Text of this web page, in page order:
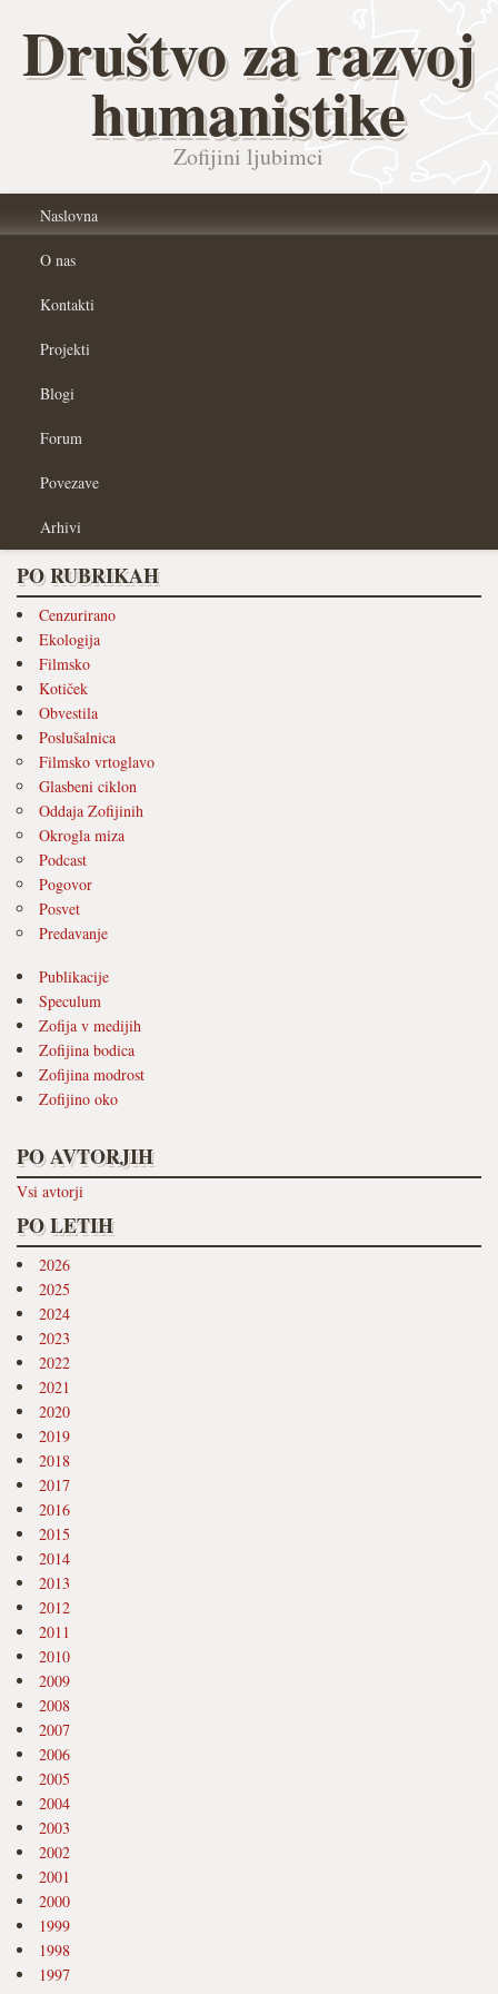
Društvo za razvoj
humanistike
Zofijini ljubimci
Naslovna
O nas
Kontakti
Projekti
Blogi
Forum
Povezave
Arhivi
PO RUBRIKAH
Cenzurirano
Ekologija
Filmsko
Kotiček
Obvestila
Poslušalnica
Filmsko vrtoglavo
Glasbeni ciklon
Oddaja Zofijinih
Okrogla miza
Podcast
Pogovor
Posvet
Predavanje
Publikacije
Speculum
Zofija v medijih
Zofijina bodica
Zofijina modrost
Zofijino oko
PO AVTORJIH
Vsi avtorji
PO LETIH
2026
2025
2024
2023
2022
2021
2020
2019
2018
2017
2016
2015
2014
2013
2012
2011
2010
2009
2008
2007
2006
2005
2004
2003
2002
2001
2000
1999
1998
1997